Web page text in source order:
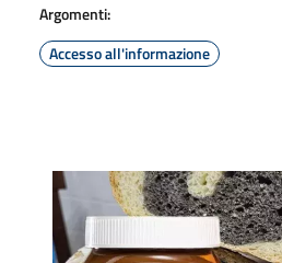
Argomenti:
Accesso all'informazione